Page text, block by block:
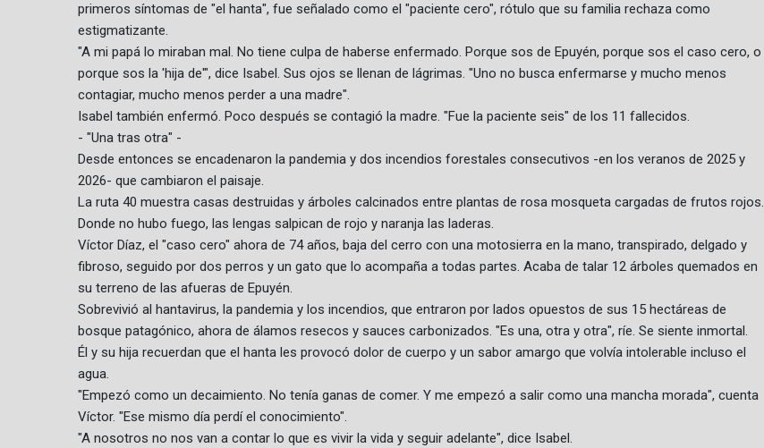
primeros síntomas de "el hanta", fue señalado como el "paciente cero", rótulo que su familia rechaza como
estigmatizante.
"A mi papá lo miraban mal. No tiene culpa de haberse enfermado. Porque sos de Epuyén, porque sos el caso cero, o
porque sos la 'hija de'", dice Isabel. Sus ojos se llenan de lágrimas. "Uno no busca enfermarse y mucho menos
contagiar, mucho menos perder a una madre".
Isabel también enfermó. Poco después se contagió la madre. "Fue la paciente seis" de los 11 fallecidos.
- "Una tras otra" -
Desde entonces se encadenaron la pandemia y dos incendios forestales consecutivos -en los veranos de 2025 y
2026- que cambiaron el paisaje.
La ruta 40 muestra casas destruidas y árboles calcinados entre plantas de rosa mosqueta cargadas de frutos rojos.
Donde no hubo fuego, las lengas salpican de rojo y naranja las laderas.
Víctor Díaz, el "caso cero" ahora de 74 años, baja del cerro con una motosierra en la mano, transpirado, delgado y
fibroso, seguido por dos perros y un gato que lo acompaña a todas partes. Acaba de talar 12 árboles quemados en
su terreno de las afueras de Epuyén.
Sobrevivió al hantavirus, la pandemia y los incendios, que entraron por lados opuestos de sus 15 hectáreas de
bosque patagónico, ahora de álamos resecos y sauces carbonizados. "Es una, otra y otra", ríe. Se siente inmortal.
Él y su hija recuerdan que el hanta les provocó dolor de cuerpo y un sabor amargo que volvía intolerable incluso el
agua.
"Empezó como un decaimiento. No tenía ganas de comer. Y me empezó a salir como una mancha morada", cuenta
Víctor. "Ese mismo día perdí el conocimiento".
"A nosotros no nos van a contar lo que es vivir la vida y seguir adelante", dice Isabel.